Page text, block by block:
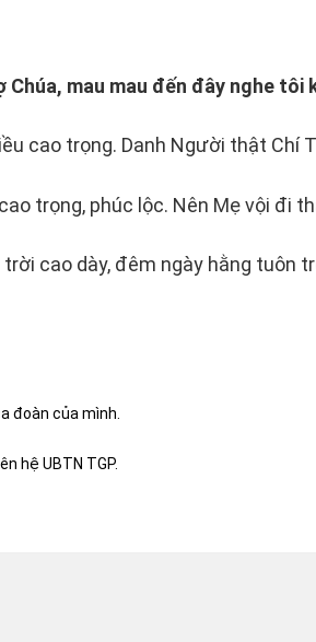
mau mau đến đây nghe tôi
cao trọng. Danh Người thật Chí
trọng, phúc lộc. Nên Mẹ vội đi
cao dày, đêm ngày hằng tuôn
đoàn của mình.
hệ UBTN TGP.